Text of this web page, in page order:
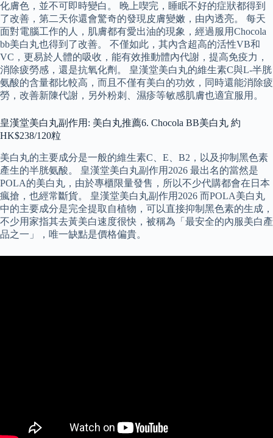
化膚色，並不可即時變白。 晚上喫完，睡眠不好的症狀都得到
了改善，第二天你還會驚奇的發現皮膚變嫩，由內透亮。 每天
面對電腦工作的人，肌膚都有愛出油的現象，經過服用Chocola
bb美白丸也得到了改善。 不僅如此，其內含超高的活性VB和
VC，更易於人體的吸收，能有效推動體內代謝，提高免疫力，
消除疲勞感，還是抗氧化劑。 皇漢堂美白丸的維生素C與L-半胱
氨酸的含量都比較高，而且不僅有美白的功效，同時還能消除疲
勞，改善新陳代謝，另外粉刺、濕疹等敏感肌膚也適宜服用。
皇漢堂美白丸副作用: 美白丸推薦6. Chocola BB美白丸 約
HK$238/120粒
美白丸的主要成分是一般的維生素C、E、B2，以及抑制黑色素
產生的半胱氨酸。 皇漢堂美白丸副作用2026 最出名的當然是
POLA的美白丸，由於專櫃限量發售，所以不少代購都會在日本
瘋搶，也經常斷貨。 皇漢堂美白丸副作用2026 而POLA美白丸
中的主要成分是完全提取自植物，可以直接抑制黑色素的生成，
不少用家指其去黃美白速度很快，被稱為「最安全的內服美白產
品之一」，唯一缺點是價格偏貴。